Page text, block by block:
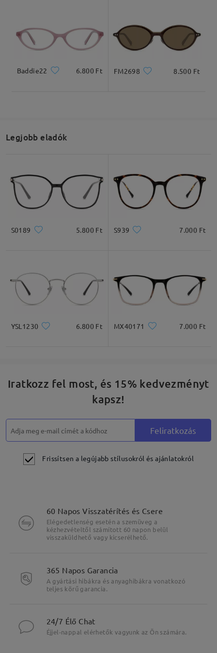
Olvassa el az összes
véleményt
Írjon egy véleményt
Baddie22 6.800 Ft FM2698 8.500 Ft
Legjobb eladók
S0189 5.800 Ft S939 7.000 Ft
YSL1230 6.800 Ft MX40171 7.000 Ft
Iratkozz fel most, és 15% kedvezményt
kapsz!
Feliratkozás
Frissítsen a legújabb stílusokról és ajánlatokról
60 Napos Visszatérítés és Csere
Elégedetlenség esetén a szemüveg a
kézhezvételtől számított 60 napon belül
visszaküldhető vagy kicserélhető.
365 Napos Garancia
A gyártási hibákra és anyaghibákra vonatkozó
teljes körű garancia.
24/7 Élő Chat
Éjjel-nappal elérhetők vagyunk az Ön számára.